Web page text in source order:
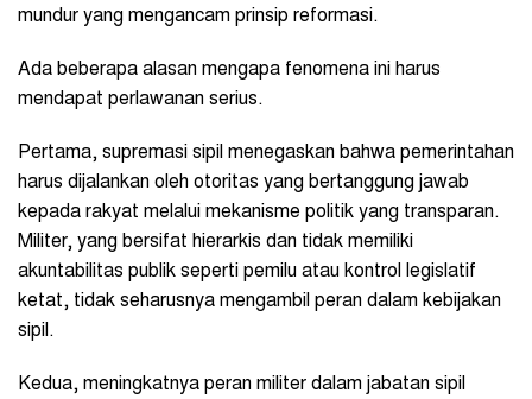
mundur yang mengancam prinsip reformasi.
Ada beberapa alasan mengapa fenomena ini harus
mendapat perlawanan serius.
Pertama, supremasi sipil menegaskan bahwa pemerintahan
harus dijalankan oleh otoritas yang bertanggung jawab
kepada rakyat melalui mekanisme politik yang transparan.
Militer, yang bersifat hierarkis dan tidak memiliki
akuntabilitas publik seperti pemilu atau kontrol legislatif
ketat, tidak seharusnya mengambil peran dalam kebijakan
sipil.
Kedua, meningkatnya peran militer dalam jabatan sipil